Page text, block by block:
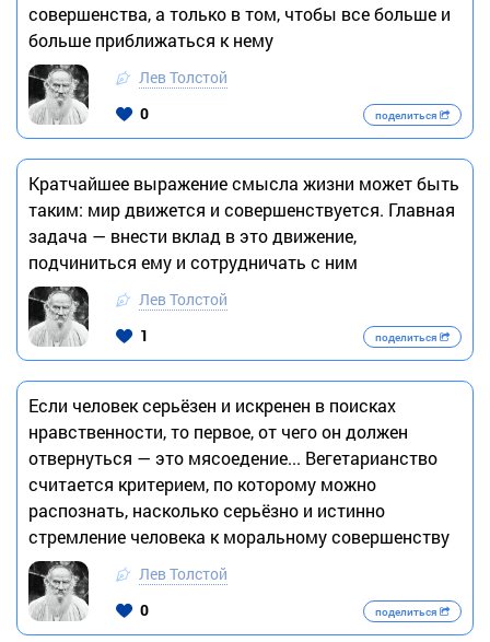
совершенства, а только в том, чтобы все больше и
больше приближаться к нему
Лев Толстой
0
поделиться
Кратчайшее выражение смысла жизни может быть
таким: мир движется и совершенствуется. Главная
задача — внести вклад в это движение,
подчиниться ему и сотрудничать с ним
Лев Толстой
1
поделиться
Если человек серьёзен и искренен в поисках
нравственности, то первое, от чего он должен
отвернуться — это мясоедение... Вегетарианство
считается критерием, по которому можно
распознать, насколько серьёзно и истинно
стремление человека к моральному совершенству
Лев Толстой
0
поделиться